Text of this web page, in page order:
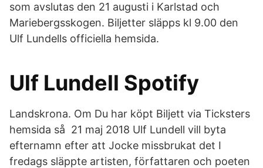
som avslutas den 21 augusti i Karlstad och
Mariebergsskogen. Biljetter släpps kl 9.00 den
Ulf Lundells officiella hemsida.
Ulf Lundell Spotify
Landskrona. Om Du har köpt Biljett via Ticksters
hemsida så 21 maj 2018 Ulf Lundell vill byta
efternamn efter att Jocke missbrukat det I
fredags släppte artisten, författaren och poeten